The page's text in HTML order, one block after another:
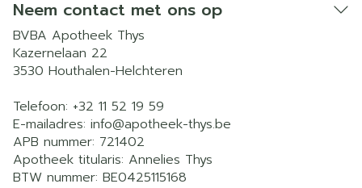
Neem contact met ons op
BVBA Apotheek Thys
Kazernelaan 22
3530 Houthalen-Helchteren
Telefoon: +32 11 52 19 59
E-mailadres: info@apotheek-thys.be
APB nummer: 721402
Apotheek titularis: Annelies Thys
BTW nummer: BE0425115168